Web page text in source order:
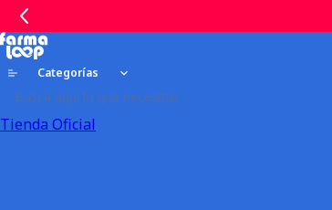
Categorías
Tienda Oficial